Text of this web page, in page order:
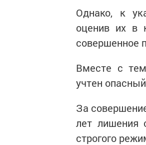
Однако, к
оценив их в
совершенное
Вместе с тем
учтен
За
лет лишения
строгого